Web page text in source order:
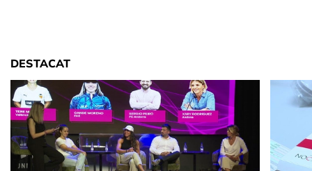
DESTACAT